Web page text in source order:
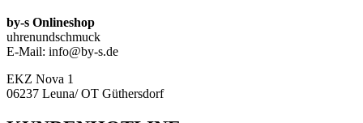
by-s Onlineshop
uhrenundschmuck
E-Mail: info@by-s.de
EKZ Nova 1
06237 Leuna/ OT Güthersdorf